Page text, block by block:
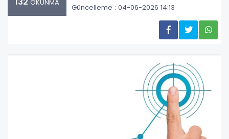
OKUNMA
Güncelleme : 04-06-2026 14:13